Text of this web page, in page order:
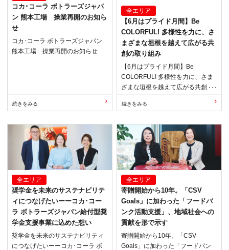
コカ･コーラ ボトラーズジャパ
ン 熊本工場 操業再開のお知ら
せ
コカ･コーラ ボトラーズジャパン
熊本工場 操業再開のお知らせ
全エリア
【6月はプライド月間】Be
COLORFUL! 多様性を力に、さ
まざまな垣根を越えて広がる共
創の取り組み
【6月はプライド月間】Be
COLORFUL! 多様性を力に、さま
ざまな垣根を越えて広がる共創の
全エリア
奨学金を未来のサステナビリテ
ィにつなげたいーーコカ･コー
ラ ボトラーズジャパン給付型奨
学金支援事業に込めた想い
奨学金を未来のサステナビリティ
につなげたいーーコカ･コーラ ボ
全エリア
寄贈開始から10年。「CSV
Goals」に加わった「フードバ
ンク活動支援」、地域社会への
貢献を形で示す
寄贈開始から10年。「CSV
Goals」に加わった「フードバン